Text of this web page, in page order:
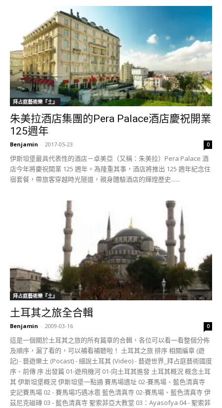
拜占庭藝術樂『土』
朱美拉酒店集團的Pera Palace酒店慶祝開業
125週年
Benjamin - 2017-05-23 0
伊斯坦堡最具代表性的酒店－卓美亞（又稱：朱美拉）Pera Palace 酒
店今年將慶祝開業 125 週年。為隆重其事，酒店將推出 125 週年紀念住
宿套餐，帶旅客穿越時光隧道，親身體驗酒店的輝煌歷史......
拜占庭藝術樂『土』
土耳其之旅全合輯
Benjamin - 2009-03-16 0
這是一個關於土耳其之旅的所有篇章的合輯，各位可以看一看整個分佈
及順序，漏了看的，可以補看補聽啦！ 土耳其之旅 排序 相關編章 (遊
記) - 藝遊樂土 (Pocast) - 細說土耳其 (Video) - 藝遊世界_拜占庭藝術國度
序、前傳 序 出發篇 01-遊飛機河 01-向土耳其進發 土耳其概況 概念土耳
其 伊斯坦堡概況 伊斯坦堡一點通 賽馬場遺址 02-賽馬場、藍色清真寺
史記賽馬場 02 - 賽馬場巧遇冰雹 藍色清真寺 02-賽馬場、藍色清真寺 伊
茲尼克磁磚 03 - 藍色清真寺 聖索菲亞大教堂 03：Ayasofya 04 - 聖索菲